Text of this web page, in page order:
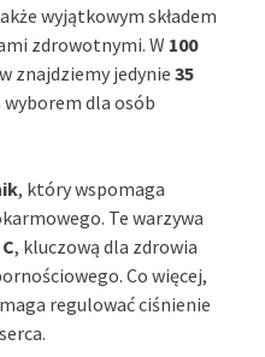
wyjątkowym składem
zdrowotnymi. W 100
znajdziemy jedynie 35
wyborem dla osób
, który wspomaga
Te warzywa
, kluczową dla zdrowia
Co więcej,
regulować ciśnienie